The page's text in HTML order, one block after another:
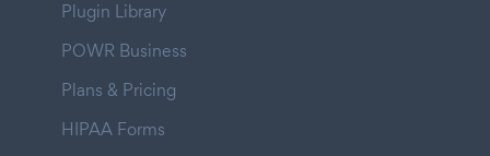
Plugin Library
POWR Business
Plans & Pricing
HIPAA Forms